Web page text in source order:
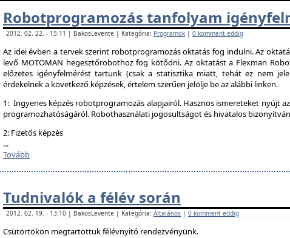
Robotprogramozás tanfolyam
2012. 02. 22. - 15:11 | BakosLevente | Kategória: Programok | 0 komment eddig
Az idei évben a tervek szerint robotprogramozás oktatás fog indulni. Az
levő MOTOMAN hegesztőrobothoz fog kötődni. Az oktatást a Flexman
előzetes igényfelmérést tartunk (csak a statisztika miatt, tehát ez nem
érdekelnek a következő képzések, értelem szerűen jelölje be az alábbi linken.
1: Ingyenes képzés robotprogramozás alapjairól. Hasznos ismereteket nyújt
programozhatóságáról. Robothasználati jogosultságot és hivatalos
2: Fizetős képzés
...
Tovább
Tudnivalók a félév során
2012. 02. 19. - 13:10 | BakosLevente | Kategória: Általános | 0 komment eddig
Csütörtökön megtartottuk félévnyitó rendezvényünk.